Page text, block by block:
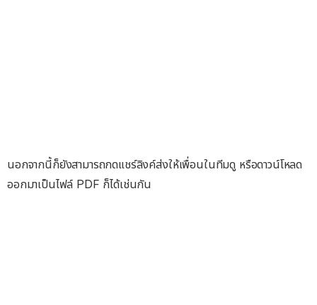
นอกจากนี้ก็ยังสามารถกดแชร์ลิงค์ส่งให้เพื่อนในทีมดู หรือดาวน์โหลด
ออกมาเป็นไฟล์ PDF ก็ได้เช่นกัน